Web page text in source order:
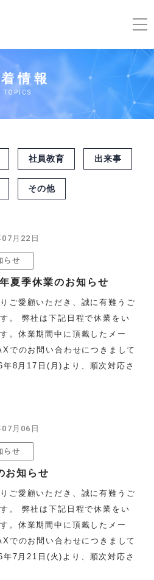
情報
TOPICS
社員教育 出来事
その他
月22日
らせ
夏季休業のお知らせ
ご愛顧いただき、誠に有難うご
。 弊社は下記日程で休業をい
。休業期間中に頂戴したメー
でのお問い合わせにつきまして
年8月17日(月)より、順次対応さ
月06日
らせ
お知らせ
ご愛顧いただき、誠に有難うご
。 弊社は下記日程で休業をい
。休業期間中に頂戴したメー
でのお問い合わせにつきまして
年7月21日(火)より、順次対応さ